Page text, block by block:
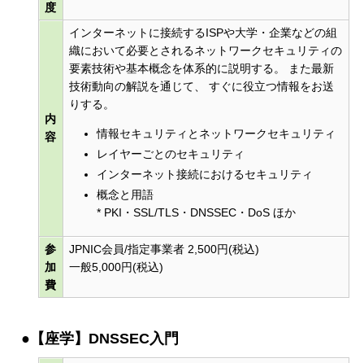
度
内
容
インターネットに接続するISPや大学・企業などの組
織において必要とされるネットワークセキュリティの
要素技術や基本概念を体系的に説明する。 また最新
技術動向の解説を通じて、 すぐに役立つ情報をお送
りする。
情報セキュリティとネットワークセキュリティ
レイヤーごとのセキュリティ
インターネット接続におけるセキュリティ
概念と用語
* PKI・SSL/TLS・DNSSEC・DoS ほか
参
加
費
JPNIC会員/指定事業者 2,500円(税込)
一般5,000円(税込)
●【座学】DNSSEC入門